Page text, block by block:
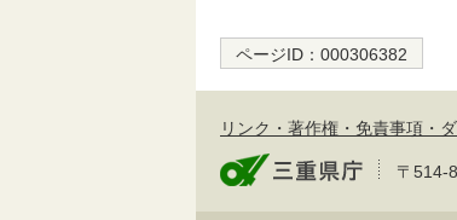
ページID： 000306382
リンク・著作権・免責事項・
〒514-